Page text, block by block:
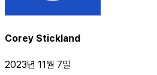
Corey Stickland
2023년 11월 7일